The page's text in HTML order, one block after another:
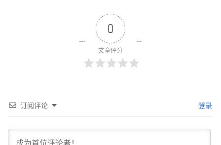
0
文章评分
订阅评论 登录